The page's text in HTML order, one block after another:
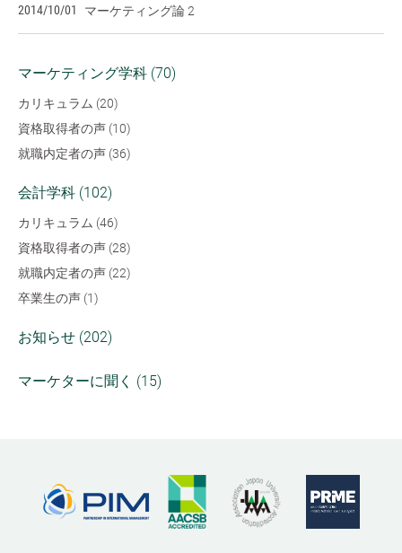
2014/10/01 マーケティング論 2
マーケティング学科 (70)
カリキュラム (20)
資格取得者の声 (10)
就職内定者の声 (36)
会計学科 (102)
カリキュラム (46)
資格取得者の声 (28)
就職内定者の声 (22)
卒業生の声 (1)
お知らせ (202)
マーケターに聞く (15)